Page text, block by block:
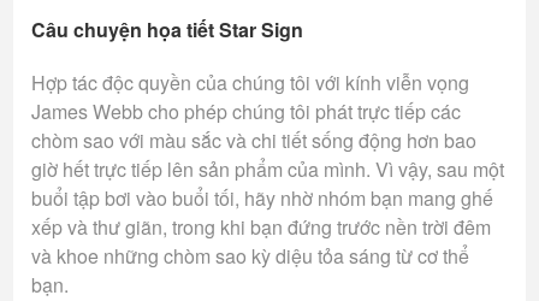
Câu chuyện họa tiết Star Sign
Hợp tác độc quyền của chúng tôi với kính viễn vọng
James Webb cho phép chúng tôi phát trực tiếp các
chòm sao với màu sắc và chi tiết sống động hơn bao
giờ hết trực tiếp lên sản phẩm của mình. Vì vậy, sau một
buổi tập bơi vào buổi tối, hãy nhờ nhóm bạn mang ghế
xếp và thư giãn, trong khi bạn đứng trước nền trời đêm
và khoe những chòm sao kỳ diệu tỏa sáng từ cơ thể
bạn.